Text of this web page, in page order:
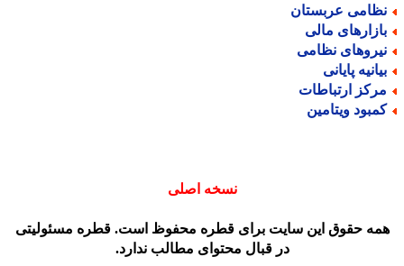
عربستان
مالی
نظامی
پایانی
ارتباطات
ویتامین
نسخه اصلی
حقوق این سایت برای قطره محفوظ است. قطره مسئولیتی
در قبال محتوای مطالب ندارد.